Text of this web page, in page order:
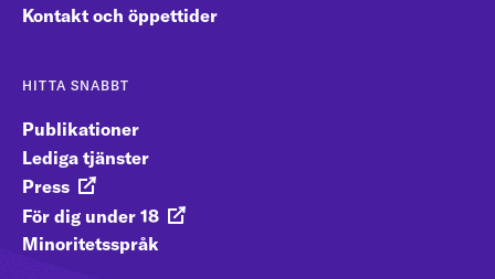
Kontakt och öppettider
HITTA SNABBT
Publikationer
Lediga tjänster
Press
För dig under 18
Minoritetsspråk